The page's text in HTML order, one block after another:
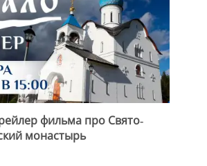
фильма про Свято-
монастырь